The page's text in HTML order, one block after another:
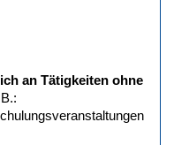
an Tätigkeiten ohne